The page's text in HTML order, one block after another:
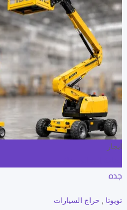
ايجار
جده
تويوتا , حراج السيارات